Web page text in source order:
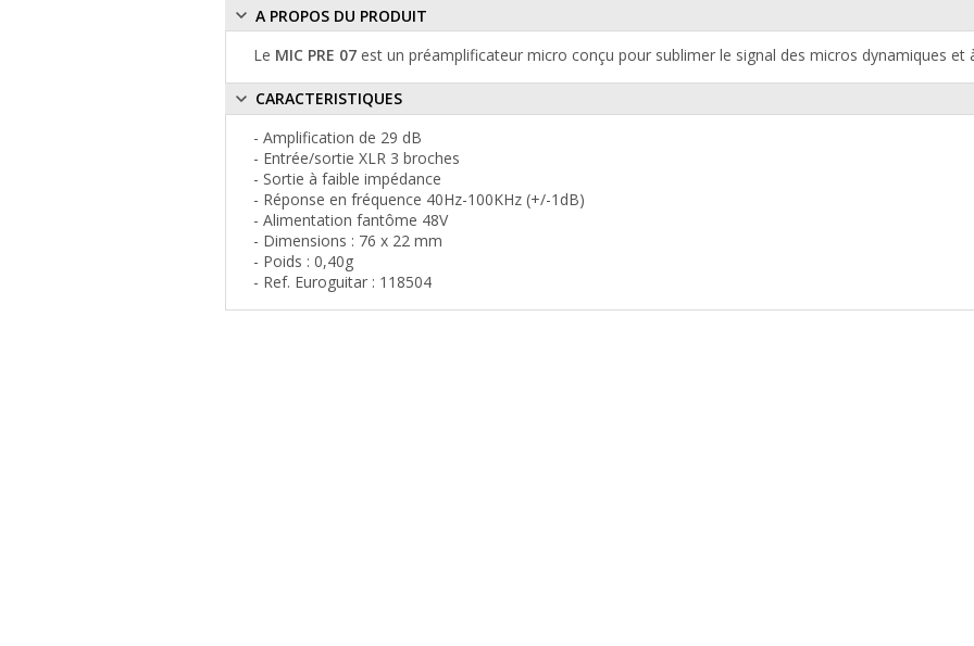
A PROPOS DU PRODUIT
Le MIC PRE 07 est un préamplificateur micro conçu pour sublimer le signal des micros dynamiques et
CARACTERISTIQUES
- Amplification de 29 dB
- Entrée/sortie XLR 3 broches
- Sortie à faible impédance
- Réponse en fréquence 40Hz-100KHz (+/-1dB)
- Alimentation fantôme 48V
- Dimensions : 76 x 22 mm
- Poids : 0,40g
- Ref. Euroguitar : 118504